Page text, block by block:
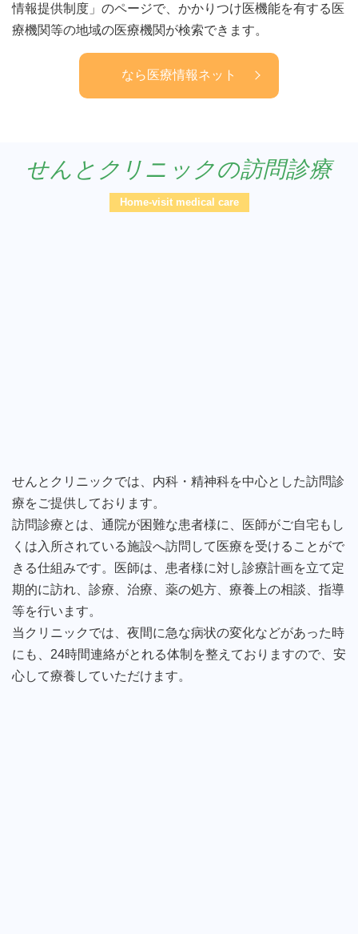
情報提供制度」のページで、かかりつけ医機能を有する医
療機関等の地域の医療機関が検索できます。
なら医療情報ネット
せんとクリニックの訪問診療
Home-visit medical care
せんとクリニックでは、内科・精神科を中心とした訪問診
療をご提供しております。
訪問診療とは、通院が困難な患者様に、医師がご自宅もし
くは入所されている施設へ訪問して医療を受けることがで
きる仕組みです。医師は、患者様に対し診療計画を立て定
期的に訪れ、診療、治療、薬の処方、療養上の相談、指導
等を行います。
当クリニックでは、夜間に急な病状の変化などがあった時
にも、24時間連絡がとれる体制を整えておりますので、安
心して療養していただけます。